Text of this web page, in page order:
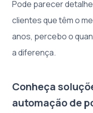
Pode parecer
clientes que têm o
anos, percebo o
a diferença.
Conheça
automação de